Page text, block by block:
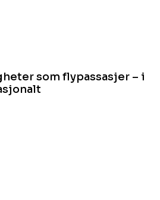
som flypassasjer – i